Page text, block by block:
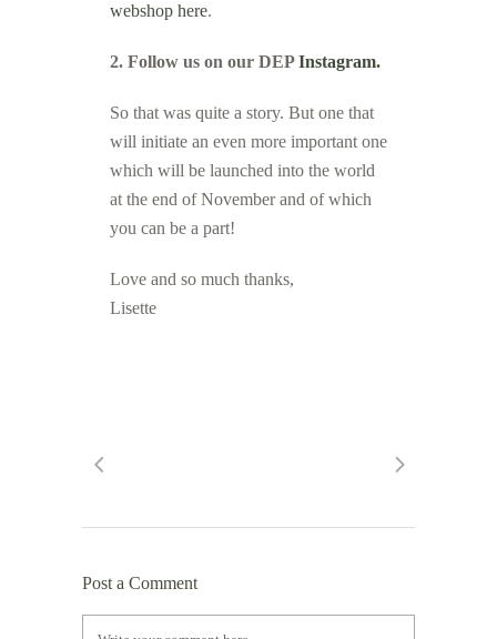
webshop here.
2. Follow us on our DEPInstagram.
So that was quite a story. But one that
will initiate an even more important one
which will be launched into the world
at the end of November and of which
you can be a part!
Love and so much thanks,
Lisette
Post a Comment